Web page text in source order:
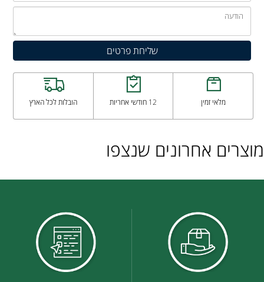
מלאי זמין 12 חודשי אחריות הובלות לכל הארץ
מוצרים אחרונים שנצפו